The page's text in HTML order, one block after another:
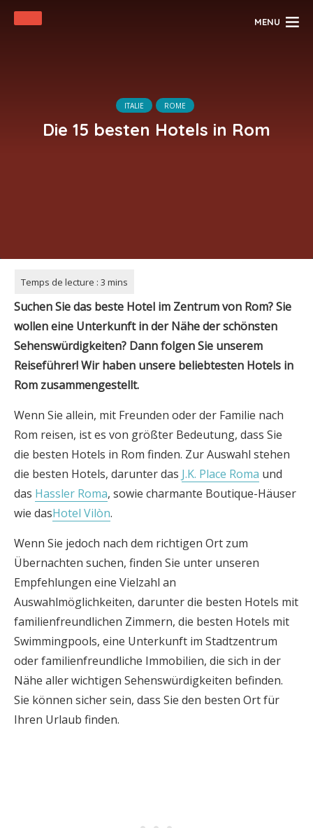
MENU
ITALIE ROME
Die 15 besten Hotels in Rom
Suchen Sie das beste Hotel im Zentrum von Rom? Sie
wollen eine Unterkunft in der Nähe der schönsten
Sehenswürdigkeiten? Dann folgen Sie unserem
Reiseführer! Wir haben unsere beliebtesten Hotels in
Rom zusammengestellt.
Wenn Sie allein, mit Freunden oder der Familie nach
Rom reisen, ist es von größter Bedeutung, dass Sie
die besten Hotels in Rom finden. Zur Auswahl stehen
die besten Hotels, darunter das J.K. Place Roma und
das Hassler Roma, sowie charmante Boutique-Häuser
wie dasHotel Vilòn.
Wenn Sie jedoch nach dem richtigen Ort zum
Übernachten suchen, finden Sie unter unseren
Empfehlungen eine Vielzahl an
Auswahlmöglichkeiten, darunter die besten Hotels mit
familienfreundlichen Zimmern, die besten Hotels mit
Swimmingpools, eine Unterkunft im Stadtzentrum
oder familienfreundliche Immobilien, die sich in der
Nähe aller wichtigen Sehenswürdigkeiten befinden.
Sie können sicher sein, dass Sie den besten Ort für
Ihren Urlaub finden.